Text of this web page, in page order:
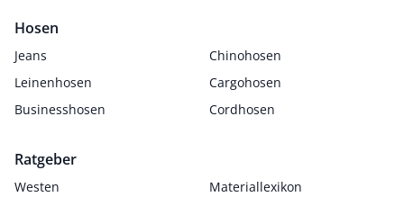
Hosen
Jeans
Chinohosen
Leinenhosen
Cargohosen
Businesshosen
Cordhosen
Ratgeber
Westen
Materiallexikon